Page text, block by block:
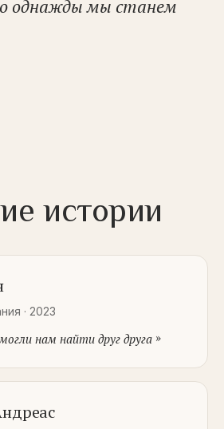
однажды мы станем
истории
· 2023
нам найти друг друга »